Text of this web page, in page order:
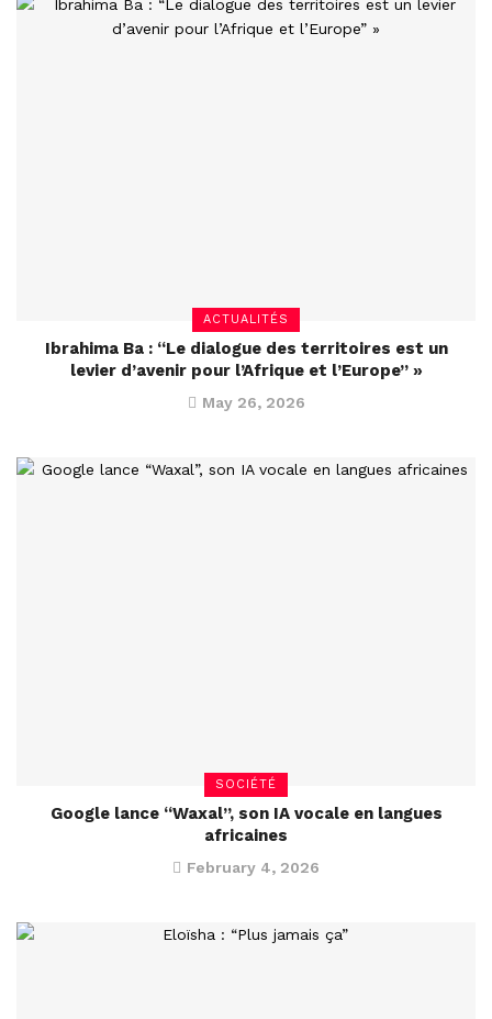
ACTUALITÉS
Ibrahima Ba : “Le dialogue des territoires est un
levier d’avenir pour l’Afrique et l’Europe” »
May 26, 2026
SOCIÉTÉ
Google lance “Waxal”, son IA vocale en langues
africaines
February 4, 2026